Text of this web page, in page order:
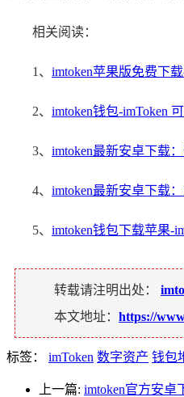
相关阅读：
1、 imtoken苹果版免费下
2、 imtoken钱包-imToken
3、 imtoken最新安卓下载
4、 imtoken最新安卓下载
5、 imtoken钱包下载苹果-
转载请注明出处：
本文地址： https://
标签： imToken 数字资产 钱包
上一篇: imtoken官方安卓